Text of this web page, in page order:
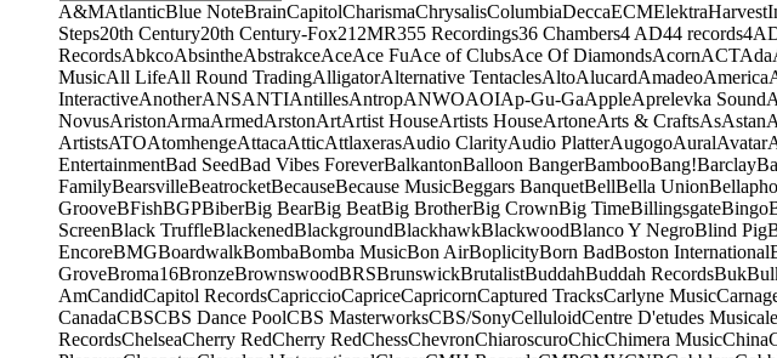
A&MAtlanticBlue NoteBrainCapitolCharismaChrysalisColumbiaDeccaECMElektraHarvest
Steps20th Century20th Century-Fox21 2MR355 Recordings36 Chambers4 AD44 records
RecordsAbkcoAbsintheAbstrakceAceAce FuAce of ClubsAce Of DiamondsAcornACTAda
MusicAll LifeAll Round TradingAlligatorAlternative TentaclesAltoAlucardAmadeoAmerica
InteractiveAnotherANSANTIAntillesAntropANWOAOIAp-Gu-GaAppleAprelevka Sound
NovusAristonArmaArmedArstonArtArtist HouseArtists HouseArtoneArts & CraftsAsAstan
ArtistsATOAtomhengeAttacaAtticAttlaxerasAudio ClarityAudio PlatterAugogoAuralAvatar
EntertainmentBad SeedBad Vibes ForeverBalkantonBalloon BangerBambooBang!Barclay
FamilyBearsvilleBeatrocketBecauseBecause MusicBeggars BanquetBellBella Union
GrooveBFishBGPBiberBig BearBig BeatBig BrotherBig CrownBig TimeBillingsgateBingo
ScreenBlack TruffleBlackenedBlackgroundBlackhawkBlackwoodBlanco Y NegroBlind Pig
EncoreBMGBoardwalkBombaBomba MusicBon AirBoplicityBorn BadBoston International
GroveBroma16BronzeBrownswoodBRSBrunswickBrutalistBuddahBuddah RecordsBuk
AmCandidCapitol RecordsCapriccioCapriceCapricornCaptured TracksCarlyne Music
CanadaCBSCBS Dance PoolCBS MasterworksCBS/SonyCelluloidCentre D'etudes
RecordsChelseaCherry RedCherry RedChessChevronChiaroscuroChicChimera MusicChina